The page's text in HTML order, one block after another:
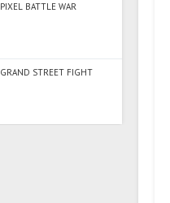
PIXEL BATTLE WAR
GRAND STREET FIGHT